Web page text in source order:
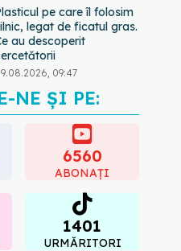
pe care îl folosim
legat de ficatul gras.
au descoperit
09:47
trebuie să numărăm
caloriile ca să slăbim? Ce
se schimbă în era
medicamentelor GLP-1
09.08.2026, 12:00
NE ȘI PE:
6560
ABONAȚI
1401
URMĂRITORI